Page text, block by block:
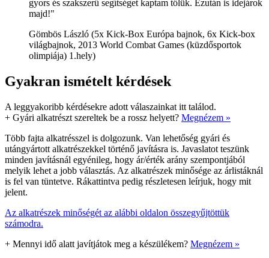
gyors és szakszerű segítséget kaptam tőlük. Ezután is idejárok
majd!"
Gömbös László (5x Kick-Box Európa bajnok, 6x Kick-box
világbajnok, 2013 World Combat Games (küzdősportok
olimpiája) 1.hely)
Gyakran ismételt kérdések
A leggyakoribb kérdésekre adott válaszainkat itt találod.
+ Gyári alkatrészt szereltek be a rossz helyett? Megnézem »
Több fajta alkatrésszel is dolgozunk. Van lehetőség gyári és
utángyártott alkatrészekkel történő javításra is. Javaslatot teszünk
minden javításnál egyénileg, hogy ár/érték arány szempontjából
melyik lehet a jobb választás. Az alkatrészek minősége az árlistáknál
is fel van tüntetve. Rákattintva pedig részletesen leírjuk, hogy mit
jelent.
Az alkatrészek minőségét az alábbi oldalon összegyűjtöttük
számodra.
+ Mennyi idő alatt javítjátok meg a készülékem? Megnézem »